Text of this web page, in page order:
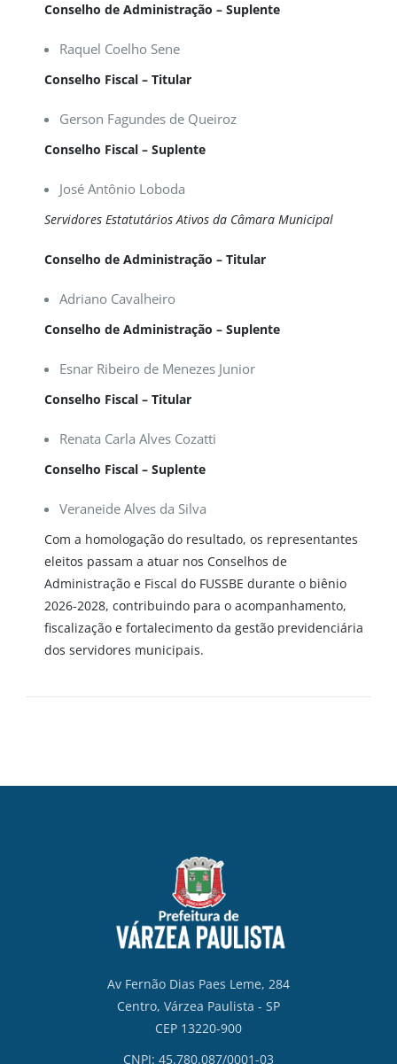
Conselho de Administração – Suplente
Raquel Coelho Sene
Conselho Fiscal – Titular
Gerson Fagundes de Queiroz
Conselho Fiscal – Suplente
José Antônio Loboda
Servidores Estatutários Ativos da Câmara Municipal
Conselho de Administração – Titular
Adriano Cavalheiro
Conselho de Administração – Suplente
Esnar Ribeiro de Menezes Junior
Conselho Fiscal – Titular
Renata Carla Alves Cozatti
Conselho Fiscal – Suplente
Veraneide Alves da Silva
Com a homologação do resultado, os representantes
eleitos passam a atuar nos Conselhos de
Administração e Fiscal do FUSSBE durante o biênio
2026-2028, contribuindo para o acompanhamento,
fiscalização e fortalecimento da gestão previdenciária
dos servidores municipais.
Av Fernão Dias Paes Leme, 284
Centro, Várzea Paulista - SP
CEP 13220-900
CNPJ: 45.780.087/0001-03